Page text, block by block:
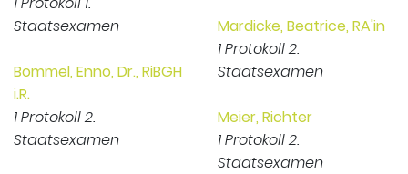
Staatsexamen
Bommel, Enno, Dr., RiBGH
i.R.
1 Protokoll 2.
Staatsexamen
Mardicke, Beatrice, RA'in
1 Protokoll 2.
Staatsexamen
Meier, Richter
1 Protokoll 2.
Staatsexamen